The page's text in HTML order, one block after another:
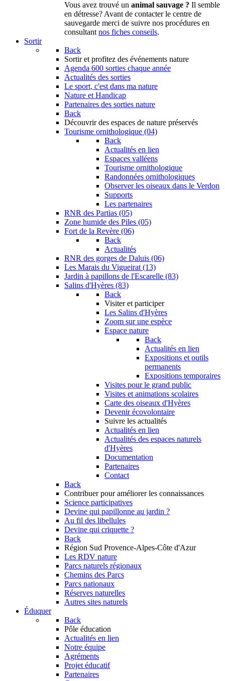
Vous avez trouvé un animal sauvage ? Il semble
en détresse? Avant de contacter le centre de
sauvegarde merci de suivre nos procédures en
consultant nos fiches conseils.
Sortir
Back
Sortir et profitez des événements nature
Agenda 600 sorties chaque année
Actualités des sorties
Le sport, c'est dans ma nature
Nature et Handicap
Partenaires des sorties nature
Back
Découvrir des espaces de nature préservés
Tourisme ornithologique (04)
Back
Actualités en lien
Espaces valléens
Tourisme ornithologique
Randonnées ornithologiques
Observer les oiseaux dans le Verdon
Supports
Les partenaires
RNR des Partias (05)
Zone humide des Piles (05)
Fort de la Revère (06)
Back
Actualités
RNR des gorges de Daluis (06)
Les Marais du Vigueirat (13)
Jardin à papillons de l'Escarelle (83)
Salins d'Hyères (83)
Back
Visiter et participer
Les Salins d'Hyères
Zoom sur une espèce
Espace nature
Back
Actualités en lien
Expositions et outils
permanents
Expositions temporaires
Visites pour le grand public
Visites et animations scolaires
Carte des oiseaux d'Hyères
Devenir écovolontaire
Suivre les actualités
Actualités en lien
Actualités des espaces naturels
d'Hyères
Documentation
Partenaires
Contact
Back
Contribuer pour améliorer les connaissances
Science participatives
Devine qui papillonne au jardin ?
Au fil des libellules
Devine qui criquette ?
Back
Région Sud Provence-Alpes-Côte d'Azur
Les RDV nature
Parcs naturels régionaux
Chemins des Parcs
Parcs nationaux
Réserves naturelles
Autres sites naturels
Éduquer
Back
Pôle éducation
Actualités en lien
Notre équipe
Agréments
Projet éducatif
Partenaires